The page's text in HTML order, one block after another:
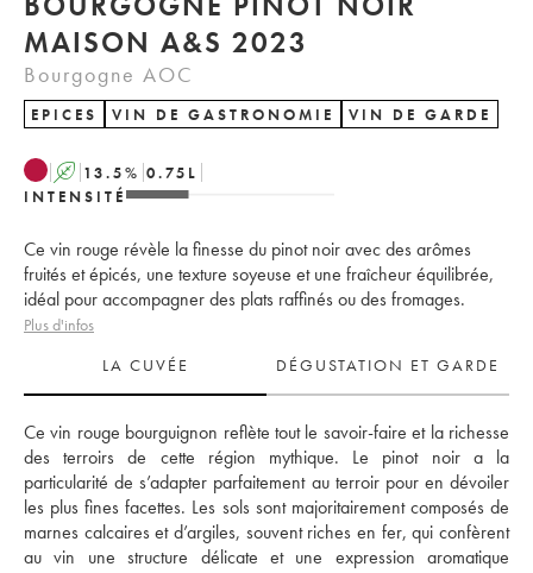
MAISON A&S 2023
Bourgogne AOC
EPICES VIN DE GASTRONOMIE VIN DE GARDE
A 13.5% 0.75 L
INTENSITÉ
Ce vin rouge révèle la finesse du pinot noir avec des arômes
fruités et épicés, une texture soyeuse et une fraîcheur équilibrée,
idéal pour accompagner des plats raffinés ou des fromages.
Plus d'infos
LA CUVÉE
DÉGUSTATION ET GARDE
Ce vin rouge bourguignon reflète tout le savoir-faire et la richesse
des terroirs de cette région mythique. Le pinot noir a la
particularité de s’adapter parfaitement au terroir pour en dévoiler
les plus fines facettes. Les sols sont majoritairement composés de
marnes calcaires et d’argiles, souvent riches en fer, qui confèrent
au vin une structure délicate et une expression aromatique